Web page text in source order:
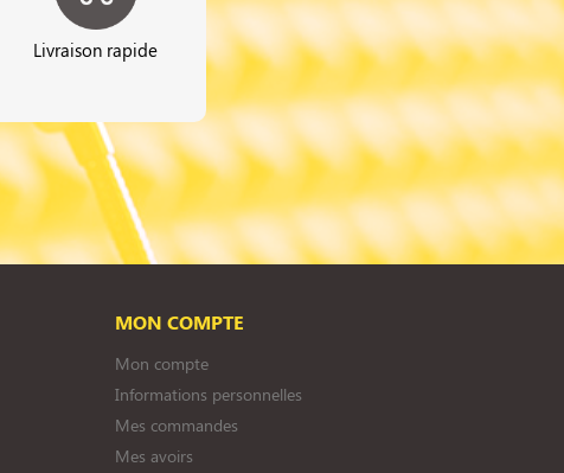
Livraison rapide
MON COMPTE
Mon compte
Informations personnelles
Mes commandes
Mes avoirs